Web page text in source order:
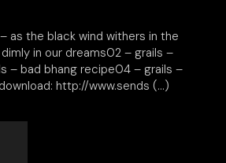
as the black wind withers in the
in our dreams02 – grails –
– bad bhang recipe04 – grails –
http://www.sends